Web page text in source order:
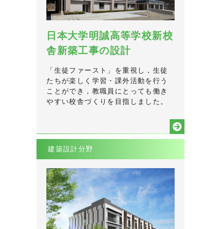
日本大学明誠高等学校新校
舎新築工事の設計
「生徒ファースト」を重視し，生徒
たちが楽しく学習・課外活動を行う
ことができ，教職員にとっても働き
やすい校舎づくりを目指しました。
建築設計分野